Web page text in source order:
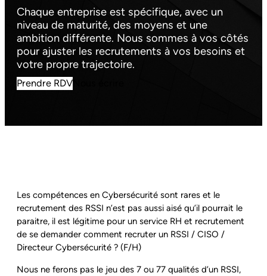
Chaque entreprise est spécifique, avec un
niveau de maturité, des moyens et une
ambition différente. Nous sommes à vos côtés
pour ajuster les recrutements à vos besoins et
votre propre trajectoire.
Prendre RDV
Les compétences en Cybersécurité sont rares et le
recrutement des RSSI n’est pas aussi aisé qu’il pourrait le
paraitre, il est légitime pour un service RH et recrutement
de se demander comment recruter un RSSI / CISO /
Directeur Cybersécurité ? (F/H)
Nous ne ferons pas le jeu des 7 ou 77 qualités d’un RSSI,